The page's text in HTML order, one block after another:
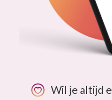
Wil je altijd